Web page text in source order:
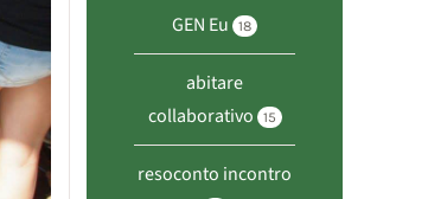
GEN Eu 18
abitare
collaborativo
15
resoconto incontro